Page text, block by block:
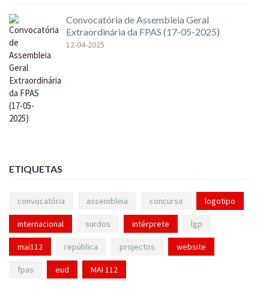
Convocatória de Assembleia Geral
Extraordinária da FPAS (17-05-2025)
12-04-2025
ETIQUETAS
convocatória assembleia concurso logotipo
internacional surdos intérprete lgp
mai112 república projectos website
fpas eud MAI 112